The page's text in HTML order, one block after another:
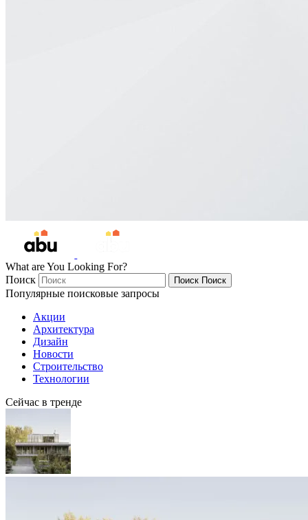
What are You Looking For?
Поиск
Поиск Поиск
Популярные поисковые запросы
Акции
Архитектура
Дизайн
Новости
Строительство
Технологии
Сейчас в тренде